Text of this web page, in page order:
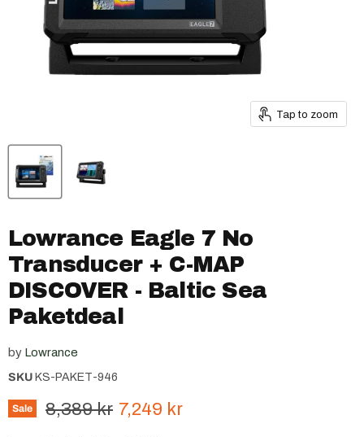
Tap to zoom
Lowrance Eagle 7 No
Transducer + C-MAP
DISCOVER - Baltic Sea
Paketdeal
by Lowrance
SKU KS-PAKET-946
Sale Original price
8,389 kr Current price
7,249 kr